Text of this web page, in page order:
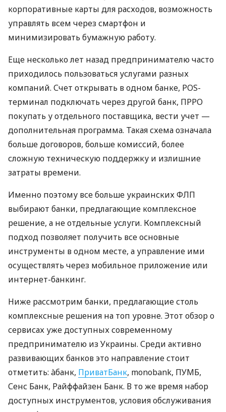
корпоративные карты для расходов, возможность
управлять всем через смартфон и
минимизировать бумажную работу.
Еще несколько лет назад предпринимателю часто
приходилось пользоваться услугами разных
компаний. Счет открывать в одном банке, POS-
терминал подключать через другой банк, ПРРО
покупать у отдельного поставщика, вести учет —
дополнительная программа. Такая схема означала
больше договоров, больше комиссий, более
сложную техническую поддержку и излишние
затраты времени.
Именно поэтому все больше украинских ФЛП
выбирают банки, предлагающие комплексное
решение, а не отдельные услуги. Комплексный
подход позволяет получить все основные
инструменты в одном месте, а управление ими
осуществлять через мобильное приложение или
интернет-банкинг.
Ниже рассмотрим банки, предлагающие столь
комплексные решения на топ уровне. Этот обзор о
сервисах уже доступных современному
предпринимателю из Украины. Среди активно
развивающих банков это направление стоит
отметить: àбанк, ПриватБанк, monobank, ПУМБ,
Сенс Банк, Райффайзен Банк. В то же время набор
доступных инструментов, условия обслуживания